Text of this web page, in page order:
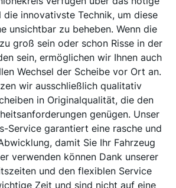
die innovativste Technik, um diese
unsichtbar zu beheben. Wenn die
groß sein oder schon Risse in der
sein, ermöglichen wir Ihnen auch
Wechsel der Scheibe vor Ort an.
wir ausschließlich qualitativ
in Originalqualität, die den
genügen. Unser
Service garantiert eine rasche und
damit Sie Ihr Fahrzeug
verwenden können Dank unserer
und den flexiblen Service
Zeit und sind nicht auf eine